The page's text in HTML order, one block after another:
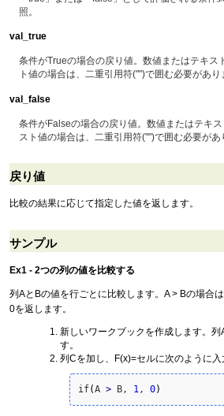
照。
val_true
条件がTrueの場合の戻り値。数値またはテキス
ト値の場合は、二重引用符("")で囲む必要があり
val_false
条件がFalseの場合の戻り値。数値またはテキ
スト値の場合は、二重引用符("")で囲む必要があ
戻り値
比較の結果に応じて指定した値を返します。
サンプル
Ex1 - 2つの列の値を比較する
列AとBの値を行ごとに比較します。A > Bの場合
0を返します。
新しいワークブックを作成します。列
す。
列Cを加し、F(x)=セルに次のように入
if(A > B, 1, 0)